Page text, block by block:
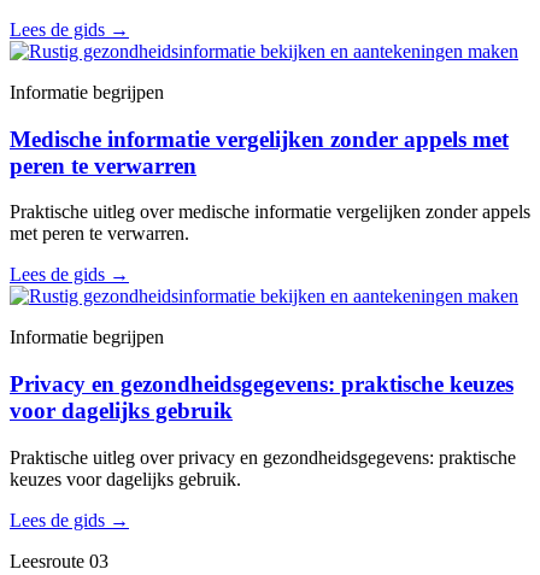
Lees de gids →
Informatie begrijpen
Medische informatie vergelijken zonder appels met
peren te verwarren
Praktische uitleg over medische informatie vergelijken zonder appels
met peren te verwarren.
Lees de gids →
Informatie begrijpen
Privacy en gezondheidsgegevens: praktische keuzes
voor dagelijks gebruik
Praktische uitleg over privacy en gezondheidsgegevens: praktische
keuzes voor dagelijks gebruik.
Lees de gids →
Leesroute 03